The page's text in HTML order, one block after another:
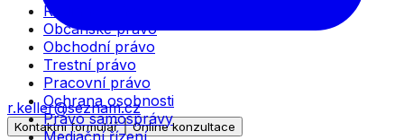
r.keller@seznam.cz
Kontaktní formulář Online konzultace
Rodinné právo
Občanské právo
Obchodní právo
Trestní právo
Pracovní právo
Ochrana osobnosti
Právo samosprávy
Mediační řízení